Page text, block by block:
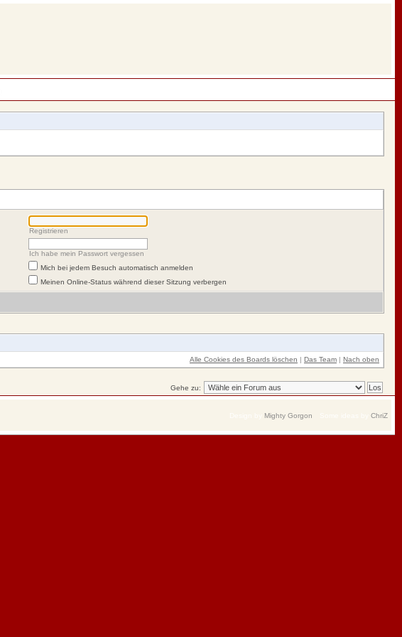
Registrieren
Ich habe mein Passwort vergessen
Mich bei jedem Besuch automatisch anmelden
Meinen Online-Status während dieser Sitzung verbergen
Alle Cookies des Boards löschen | Das Team | Nach oben
Gehe zu:
Mighty Gorgon ChriZ